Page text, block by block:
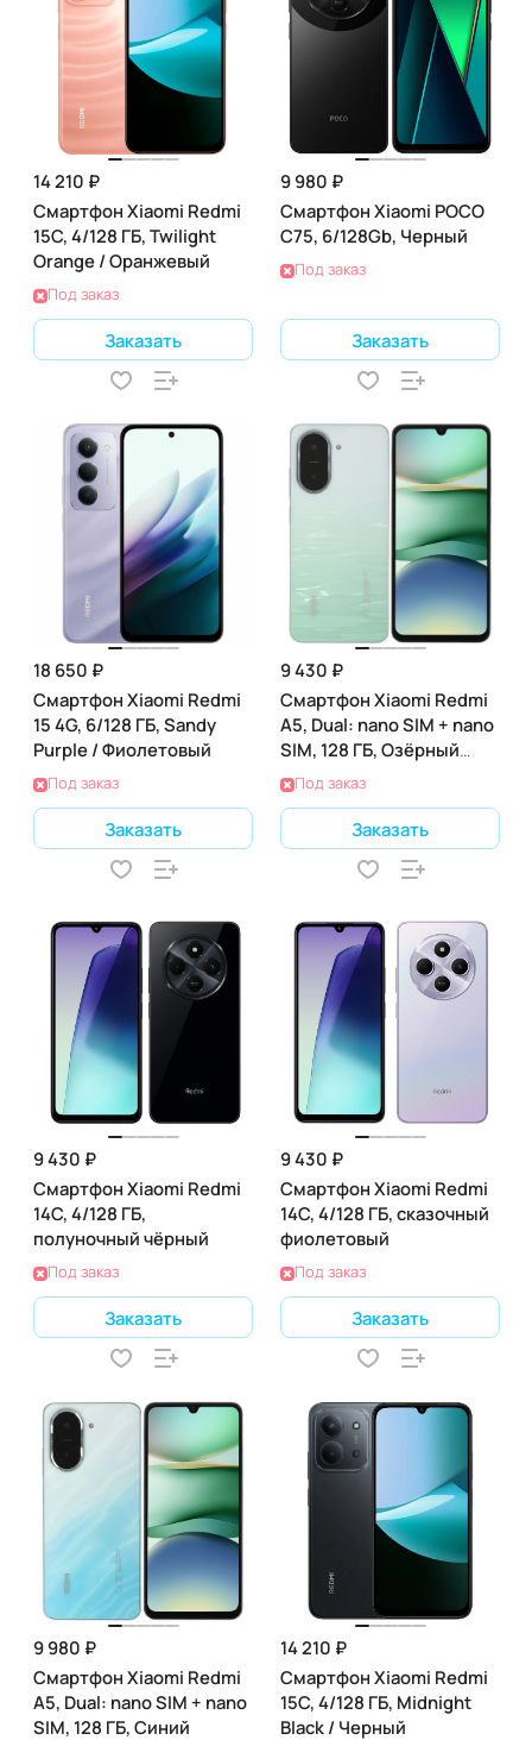
14 210 ₽
Смартфон Xiaomi Redmi
15C, 4/128 ГБ, Twilight
Orange / Оранжевый
Под заказ
Заказать
9 980 ₽
Смартфон Xiaomi POCO
C75, 6/128Gb, Черный
Под заказ
Заказать
18 650 ₽
Смартфон Xiaomi Redmi
15 4G, 6/128 ГБ, Sandy
Purple / Фиолетовый
Под заказ
Заказать
9 430 ₽
Смартфон Xiaomi Redmi
A5, Dual: nano SIM + nano
SIM, 128 ГБ, Озёрный
зелёный
Под заказ
Заказать
9 430 ₽
Смартфон Xiaomi Redmi
14C, 4/128 ГБ,
полуночный чёрный
Под заказ
Заказать
9 430 ₽
Смартфон Xiaomi Redmi
14C, 4/128 ГБ, сказочный
фиолетовый
Под заказ
Заказать
9 980 ₽
Смартфон Xiaomi Redmi
A5, Dual: nano SIM + nano
SIM, 128 ГБ, Синий
14 210 ₽
Смартфон Xiaomi Redmi
15C, 4/128 ГБ, Midnight
Black / Черный